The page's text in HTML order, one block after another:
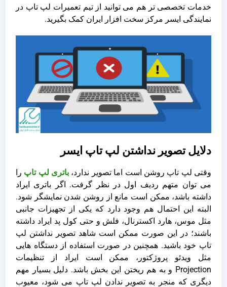
خدمات تخصصی تر هم می توانید از تیم تعمیرات لپ تاپ در
نمایندگی ایسر مرکز سخت افزار ایران کمک بگیرید.
دلایل تصویر نداشتن لپ تاپ ایسر
وقتی لپ تاپ روشن است اما تصویر ندارد، باتری لپ تاپ را
می توان متهم ردیف اول در نظر گرفت. اگر باتری ایراد
داشته باشد، ممکن است مانع از روشن شدن نمایشگر شود.
البته این احتمال هم وجود دارد که یکی از تجهیزات جانبی
مثل موس، هارد اکسترنال، فلش و حتی کول پد ایراد داشته
باشند؛ در این صورت ممکن است شاهد تصویر نداشتن لپ
تاپ خود باشید. همچنین در صورت استفاده از دستگاه هایی
مثل ویدئو پروژکتور، ممکن است ایراد از تنظیمات
Projection و به هم ریختن این بخش باشد. دلیل بسیار مهم
دیگری که منجر به تصویر ندادن لپ تاپ می شود، معیوب